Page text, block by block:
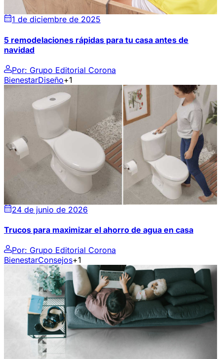
1 de diciembre de 2025
5 remodelaciones rápidas para tu casa antes de
navidad
Por: Grupo Editorial Corona
BienestarDiseño+1
24 de junio de 2026
Trucos para maximizar el ahorro de agua en casa
Por: Grupo Editorial Corona
BienestarConsejos+1